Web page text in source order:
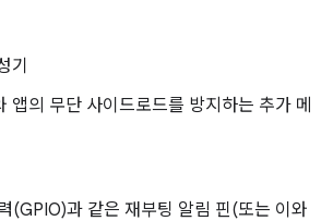
기
앱의 무단 사이드로드를 방지하는 추가 메
(GPIO)과 같은 재부팅 알림 핀(또는 이와